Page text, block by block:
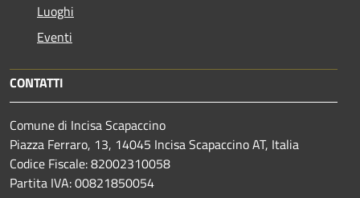
Luoghi
Eventi
CONTATTI
Comune di Incisa Scapaccino
Piazza Ferraro, 13, 14045 Incisa Scapaccino AT, Italia
Codice Fiscale: 82002310058
Partita IVA: 00821850054